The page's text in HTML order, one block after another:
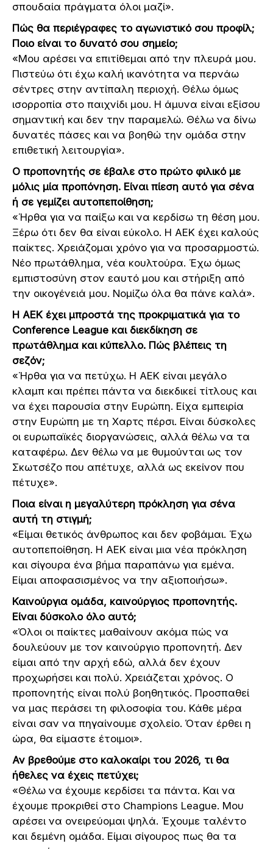
σπουδαία πράγματα όλοι μαζί».
Πώς θα περιέγραφες το αγωνιστικό σου προφίλ;
Ποιο είναι το δυνατό σου σημείο;
«Μου αρέσει να επιτίθεμαι από την πλευρά μου.
Πιστεύω ότι έχω καλή ικανότητα να περνάω
σέντρες στην αντίπαλη περιοχή. Θέλω όμως
ισορροπία στο παιχνίδι μου. Η άμυνα είναι εξίσου
σημαντική και δεν την παραμελώ. Θέλω να δίνω
δυνατές πάσες και να βοηθώ την ομάδα στην
επιθετική λειτουργία».
Ο προπονητής σε έβαλε στο πρώτο φιλικό με
μόλις μία προπόνηση. Είναι πίεση αυτό για σένα
ή σε γεμίζει αυτοπεποίθηση;
«Ήρθα για να παίξω και να κερδίσω τη θέση μου.
Ξέρω ότι δεν θα είναι εύκολο. Η ΑΕΚ έχει καλούς
παίκτες. Χρειάζομαι χρόνο για να προσαρμοστώ.
Νέο πρωτάθλημα, νέα κουλτούρα. Έχω όμως
εμπιστοσύνη στον εαυτό μου και στήριξη από
την οικογένειά μου. Νομίζω όλα θα πάνε καλά».
Η ΑΕΚ έχει μπροστά της προκριματικά για το
Conference League και διεκδίκηση σε
πρωτάθλημα και κύπελλο. Πώς βλέπεις τη
σεζόν;
«Ήρθα για να πετύχω. Η ΑΕΚ είναι μεγάλο
κλαμπ και πρέπει πάντα να διεκδικεί τίτλους και
να έχει παρουσία στην Ευρώπη. Είχα εμπειρία
στην Ευρώπη με τη Χαρτς πέρσι. Είναι δύσκολες
οι ευρωπαϊκές διοργανώσεις, αλλά θέλω να τα
καταφέρω. Δεν θέλω να με θυμούνται ως τον
Σκωτσέζο που απέτυχε, αλλά ως εκείνον που
πέτυχε».
Ποια είναι η μεγαλύτερη πρόκληση για σένα
αυτή τη στιγμή;
«Είμαι θετικός άνθρωπος και δεν φοβάμαι. Έχω
αυτοπεποίθηση. Η ΑΕΚ είναι μια νέα πρόκληση
και σίγουρα ένα βήμα παραπάνω για εμένα.
Είμαι αποφασισμένος να την αξιοποιήσω».
Καινούργια ομάδα, καινούργιος προπονητής.
Είναι δύσκολο όλο αυτό;
«Όλοι οι παίκτες μαθαίνουν ακόμα πώς να
δουλεύουν με τον καινούργιο προπονητή. Δεν
είμαι από την αρχή εδώ, αλλά δεν έχουν
προχωρήσει και πολύ. Χρειάζεται χρόνος. Ο
προπονητής είναι πολύ βοηθητικός. Προσπαθεί
να μας περάσει τη φιλοσοφία του. Κάθε μέρα
είναι σαν να πηγαίνουμε σχολείο. Όταν έρθει η
ώρα, θα είμαστε έτοιμοι».
Αν βρεθούμε στο καλοκαίρι του 2026, τι θα
ήθελες να έχεις πετύχει;
«Θέλω να έχουμε κερδίσει τα πάντα. Και να
έχουμε προκριθεί στο Champions League. Μου
αρέσει να ονειρεύομαι ψηλά. Έχουμε ταλέντο
και δεμένη ομάδα. Είμαι σίγουρος πως θα τα